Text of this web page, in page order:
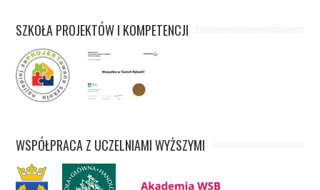
SZKOŁA PROJEKTÓW I KOMPETENCJI
WSPÓŁPRACA Z UCZELNIAMI WYŻSZYMI